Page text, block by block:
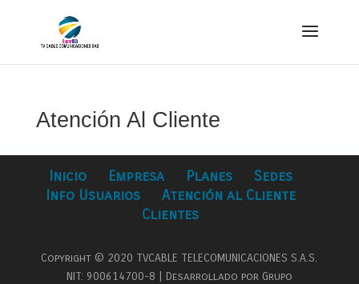
Atención Al Cliente
Inicio Empresa Planes
Sedes
Info Usuarios
Atención al Cliente
Clientes
Copyright © 2020 TVCABLE TELECOMUNICACIONES S.A.S.
NIT: 900614700-8 | Desarrollado por Grupo